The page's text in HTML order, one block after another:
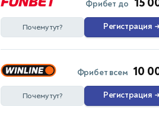
Фрибет до
Почему тут? Регистрация
Фрибет всем 10
Почему тут? Регистрация